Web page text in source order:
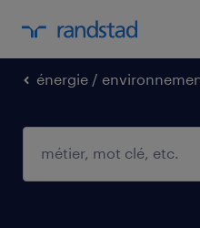
énergie /